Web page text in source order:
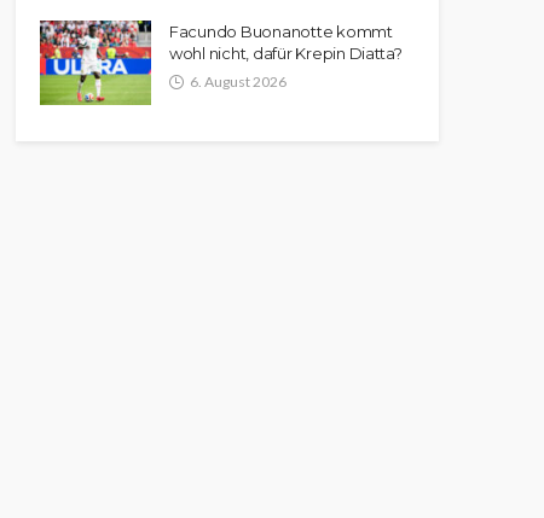
Facundo Buonanotte kommt
wohl nicht, dafür Krepin Diatta?
6. August 2026